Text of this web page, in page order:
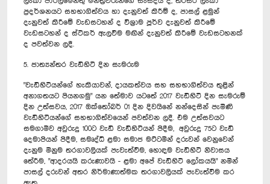
ප්‍රදර්ශනයට සහභාගිත්වය හා දැනුවත් කිරීම් ද, පාසල් ළමුන්
දැනුවත් කිරීමේ වැඩසටහන් ද විශ්‍රාම පූර්ව දැනුවත් කිරීමේ
වැඩසටහන් ද ස්ටිකර් ඇලවීම මඟින් දැනුවත් කිරීමේ වැඩසටහනක්
ද පවත්වන ලදී.
5. ජාත්‍යන්තර වැඩිහිටි දින සැමරුම
"වැඩිහිටියන්ගේ හැකියාවන්, දායකත්වය සහ සහභාගිත්වය තුළින්
අනාගතයට පියනගමු" යන තේමාව යටතේ 2017 වැඩිහිටි දින සැමරුම්
දින උත්සවය, 2017 ඔක්තෝබර් 01 දින දිවයිනේ නන්දෙසින් පැමිණි
වැඩිහිටියන්ගේ සහභාගිත්වයෙන් පවත්වන ලදී. එම උත්සවයට
සමගාමීව අවුරුදු 100ට වැඩි වැඩිහිටියන් පිදීම, අවුරුදු 75ට වැඩි
දෙමාපියන් පිදීම, සමෘද්ධි ළමා සමාජ මට්ටමින් දරුවන් වෙනුවෙන්
දැනුම මිනුම තරගාවලියක් පැවැත්වීම, හොඳම වැඩිහිටි නිවාසය
තේරීම, "ආදරයයි කරුණාවයි - ළමා අපේ වැඩිහිටි ලෝකයයි" නමින්
පාසල් දරුවන් අතර නිර්මාණාත්මක තරගාවලියක් පැවැත්වීම කර